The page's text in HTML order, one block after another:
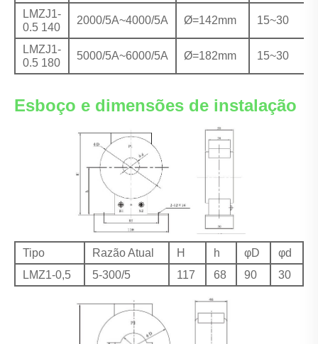
LMZJ1-
0.5 140
2000/5A~4000/5A Ø=142mm 15~30
LMZJ1-
0.5 180
5000/5A~6000/5A Ø=182mm 15~30
Esboço e dimensões de instalação
Tipo Razão Atual H h φD
φd
LMZ1-0,5
5-300/5 117 68 90 30